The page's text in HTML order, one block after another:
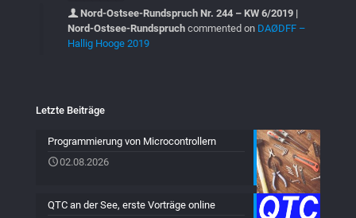
Nord-Ostsee-Rundspruch Nr. 244 – KW 6/2019 |
Nord-Ostsee-Rundspruch commented on DAØDFF –
Hallig Hooge 2019
Letzte Beiträge
Programmierung von Microcontrollern
02.08.2026
QTC an der See, erste Vorträge online